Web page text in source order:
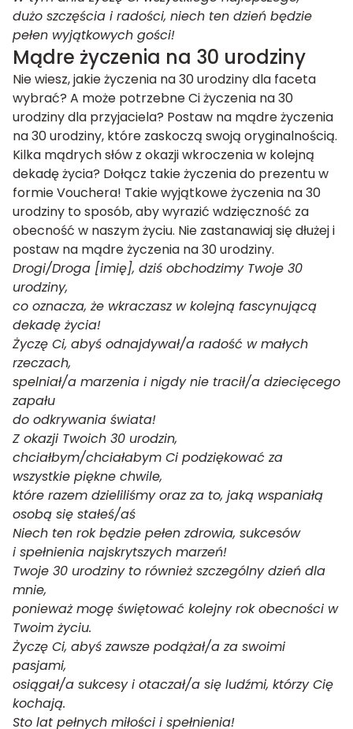
dużo szczęścia i radości, niech ten dzień będzie
pełen wyjątkowych gości!
Mądre życzenia na 30 urodziny
Nie wiesz, jakie życzenia na 30 urodziny dla faceta
wybrać? A może potrzebne Ci życzenia na 30
urodziny dla przyjaciela? Postaw na mądre życzenia
na 30 urodziny, które zaskoczą swoją oryginalnością.
Kilka mądrych słów z okazji wkroczenia w kolejną
dekadę życia? Dołącz takie życzenia do prezentu w
formie Vouchera! Takie wyjątkowe życzenia na 30
urodziny to sposób, aby wyrazić wdzięczność za
obecność w naszym życiu. Nie zastanawiaj się dłużej i
postaw na mądre życzenia na 30 urodziny.
Drogi/Droga [imię], dziś obchodzimy Twoje 30
urodziny,
co oznacza, że wkraczasz w kolejną fascynującą
dekadę życia!
Życzę Ci, abyś odnajdywał/a radość w małych
rzeczach,
spelniał/a marzenia i nigdy nie tracił/a dziecięcego
zapału
do odkrywania świata!
Z okazji Twoich 30 urodzin,
chciałbym/chciałabym Ci podziękować za
wszystkie piękne chwile,
które razem dzieliliśmy oraz za to, jaką wspaniałą
osobą się stałeś/aś
Niech ten rok będzie pełen zdrowia, sukcesów
i spełnienia najskrytszych marzeń!
Twoje 30 urodziny to również szczególny dzień dla
mnie,
ponieważ mogę świętować kolejny rok obecności w
Twoim życiu.
Życzę Ci, abyś zawsze podążał/a za swoimi
pasjami,
osiągał/a sukcesy i otaczał/a się ludźmi, którzy Cię
kochają.
Sto lat pełnych miłości i spełnienia!